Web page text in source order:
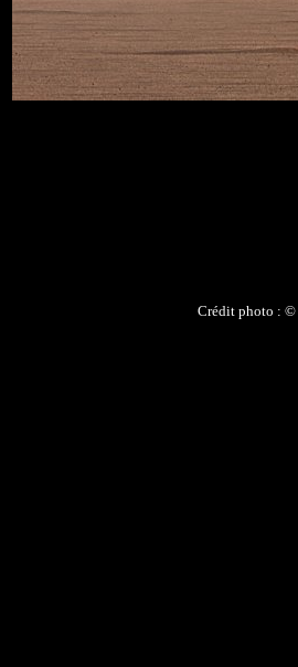
Crédit photo : ©